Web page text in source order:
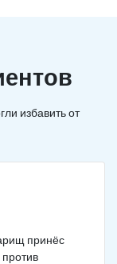
избавить от
принёс
против